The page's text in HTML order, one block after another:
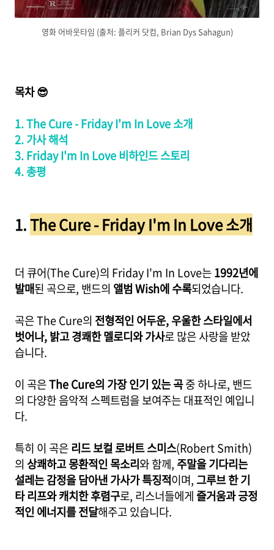
영화 어바웃타임 (출처: 플리커 닷컴, Brian Dys Sahagun)
목차 😎
1. The Cure - Friday I'm In Love 소개
2. 가사 해석
3. Friday I'm In Love 비하인드 스토리
4. 총평
1.The Cure - Friday I'm In Love 소개
더 큐어(The Cure)의 Friday I'm In Love는1992년에
발매된 곡으로, 밴드의 앨범 Wish에 수록되었습니다.
곡은 The Cure의 전형적인 어두운, 우울한 스타일에서
벗어나, 밝고 경쾌한 멜로디와 가사로 많은 사랑을 받았
습니다.
이 곡은The Cure의 가장 인기 있는 곡중 하나로, 밴드
의 다양한 음악적 스펙트럼을 보여주는 대표적인 예입니
다.
특히 이 곡은리드 보컬 로버트 스미스(Robert Smith)
의 상쾌하고 몽환적인 목소리와 함께, 주말을 기다리는
설레는 감정을 담아낸 가사가 특징적이며, 그루브 한 기
타 리프와 캐치한 후렴구로, 리스너들에게 즐거움과 긍정
적인 에너지를 전달해주고 있습니다.